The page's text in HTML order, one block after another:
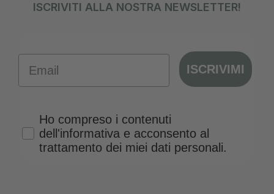
ISCRIVITI ALLA NOSTRA NEWSLETTER!
ISCRIVIMI
Privacy Policy
Ho compreso i contenuti
dell'informativa e acconsento al
trattamento dei miei dati personali.